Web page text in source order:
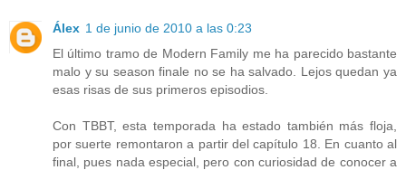
Álex 1 de junio de 2010 a las 0:23
El último tramo de Modern Family me ha parecido bastante
malo y su season finale no se ha salvado. Lejos quedan ya
esas risas de sus primeros episodios.
Con TBBT, esta temporada ha estado también más floja,
por suerte remontaron a partir del capítulo 18. En cuanto al
final, pues nada especial, pero con curiosidad de conocer a